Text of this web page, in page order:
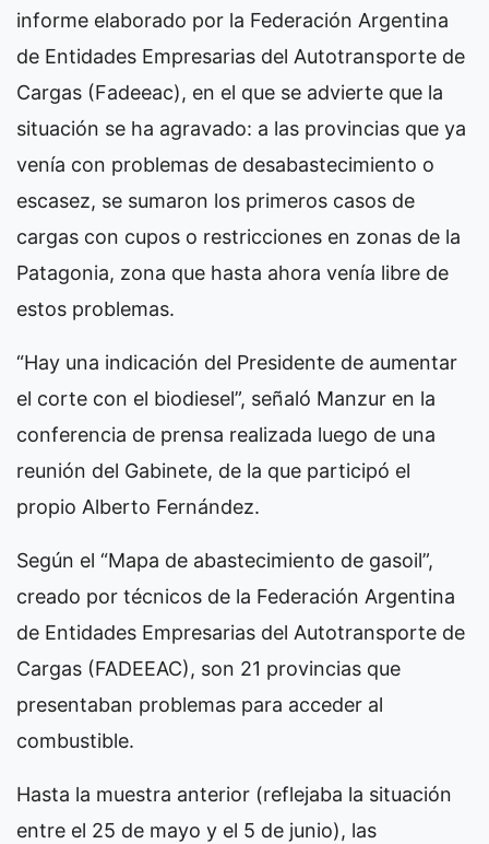
informe elaborado por la Federación Argentina
de Entidades Empresarias del Autotransporte de
Cargas (Fadeeac), en el que se advierte que la
situación se ha agravado: a las provincias que ya
venía con problemas de desabastecimiento o
escasez, se sumaron los primeros casos de
cargas con cupos o restricciones en zonas de la
Patagonia, zona que hasta ahora venía libre de
estos problemas.
“Hay una indicación del Presidente de aumentar
el corte con el biodiesel”, señaló Manzur en la
conferencia de prensa realizada luego de una
reunión del Gabinete, de la que participó el
propio Alberto Fernández.
Según el “Mapa de abastecimiento de gasoil”,
creado por técnicos de la Federación Argentina
de Entidades Empresarias del Autotransporte de
Cargas (FADEEAC), son 21 provincias que
presentaban problemas para acceder al
combustible.
Hasta la muestra anterior (reflejaba la situación
entre el 25 de mayo y el 5 de junio), las